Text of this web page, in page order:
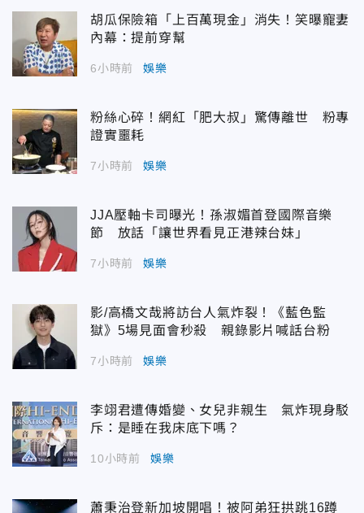
胡瓜保險箱「上百萬現金」消失！笑曝寵妻
內幕：提前穿幫
6小時前 娛樂
粉絲心碎！網紅「肥大叔」驚傳離世 粉專
證實噩耗
7小時前 娛樂
JJA壓軸卡司曝光！孫淑媚首登國際音樂
節 放話「讓世界看見正港辣台妹」
7小時前 娛樂
影/高橋文哉將訪台人氣炸裂！《藍色監
獄》5場見面會秒殺 親錄影片喊話台粉
7小時前 娛樂
李翊君遭傳婚變、女兒非親生 氣炸現身駁
斥：是睡在我床底下嗎？
10小時前 娛樂
蕭秉治登新加坡開唱！被阿弟狂拱跳16蹲